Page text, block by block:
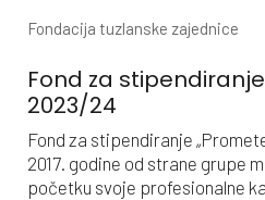
Fondacija tuzlanske zajednice
Fond za
2023/24
Fond za stipendiranje
2017. godine od strane grupe
početku svoje profesionalne